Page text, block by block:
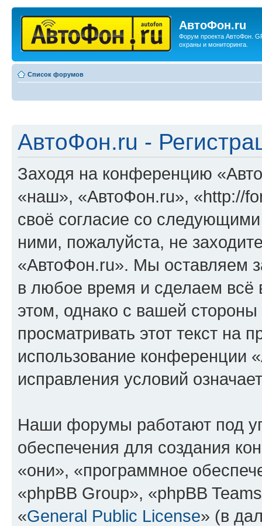
АвтоФон.ru
Форум проекта АвтоФон.
охраны и мониторинга.
Список форумов
АвтоФон.ru -
Заходя на конференцию
«наш», «АвтоФон.ru», «http://
своё согласие со
ними, пожалуйста, не
«АвтоФон.ru». Мы оставляем
в любое время и сделаем всё
этом, однако с вашей
просматривать этот текст на
использование конференции
исправления условий
Наши форумы работают под
обеспечения для создания
«они», «программное
«phpBB Group», «phpBB
«General Public License» (в